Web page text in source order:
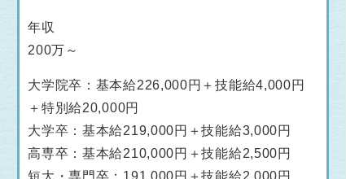
年収
200万～
大学院卒：基本給226,000円＋技能給4,000円
＋特別給20,000円
大学卒：基本給219,000円＋技能給3,000円
高専卒：基本給210,000円＋技能給2,500円
短大・専門卒：191,000円＋技能給2,000円